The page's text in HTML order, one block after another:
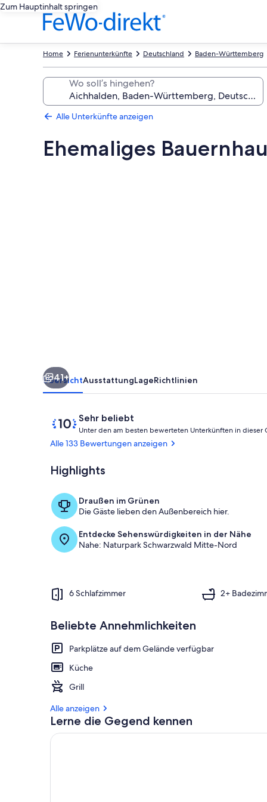
Zum Hauptinhalt springen
Baden-Württemberg
Deutschland
Ferienunterkünfte
Home
Wo soll’s hingehen?
Alle Unterkünfte anzeigen
Ehemaliges
41+
ÜbersichtAusstattungLageRichtlinien
Bewertungen
Sehr beliebt
10
von
10,
beliebt
Unter den am besten bewerteten Unterkünften in dieser
Alle 133 Bewertungen anzeigen
Highlights
Draußen im Grünen
Die Gäste lieben den Außenbereich hier.
Entdecke Sehenswürdigkeiten in der Nähe
Nahe: Naturpark Schwarzwald Mitte-Nord
6 Schlafzimmer 2+
Beliebte Annehmlichkeiten
Parkplätze auf dem Gelände verfügbar
Küche
Grill
Alle anzeigen
Lerne die Gegend kennen